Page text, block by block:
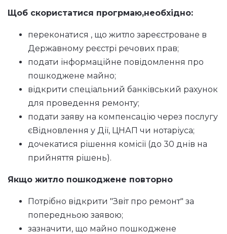
Щоб скористатися прогрмаю,необхідно:
переконатися , що житло зареєстроване в
Державному реєстрі речових прав;
подати інформаційне повідомлення про
пошкоджене майно;
відкрити спеціальний банківський рахунок
для проведення ремонту;
подати заяву на компенсацію через послугу
єВідновлення у Дії, ЦНАП чи нотаріуса;
дочекатися рішення комісії (до 30 днів на
прийняття рішень).
Якщо житло пошкоджене повторно
Потрібно відкрити "Звіт про ремонт" за
попередньою заявою;
зазначити, що майно пошкоджене